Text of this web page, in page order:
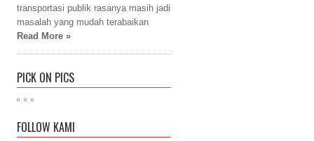
transportasi publik rasanya masih jadi
masalah yang mudah terabaikan
Read More »
PICK ON PICS
FOLLOW KAMI